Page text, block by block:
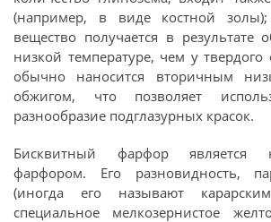
(например, в виде костной золы);
вещество получается в результате
низкой температуре, чем у твердого
обычно наносится вторичным
обжигом, что позволяет
разнообразие подглазурных красок.
Бисквитный фарфор является
фарфором. Его разновидность,
(иногда его называют
специальное мелкозернистое